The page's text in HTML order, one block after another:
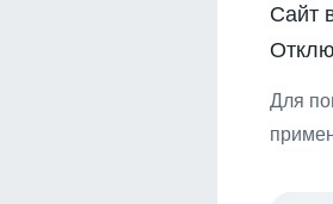
Сайт
Для